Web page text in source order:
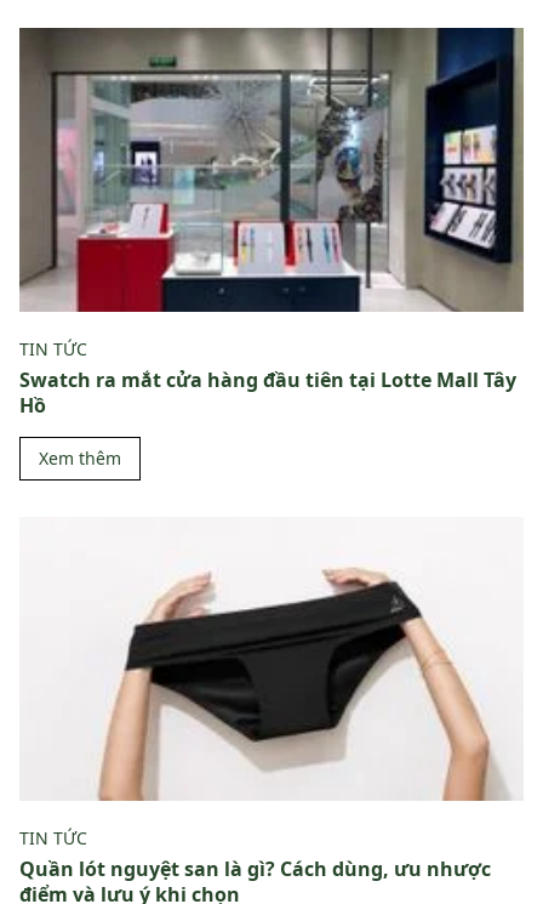
TIN TỨC
Swatch ra mắt cửa hàng đầu tiên tại Lotte Mall Tây
Hồ
Xem thêm
TIN TỨC
Quần lót nguyệt san là gì? Cách dùng, ưu nhược
điểm và lưu ý khi chọn